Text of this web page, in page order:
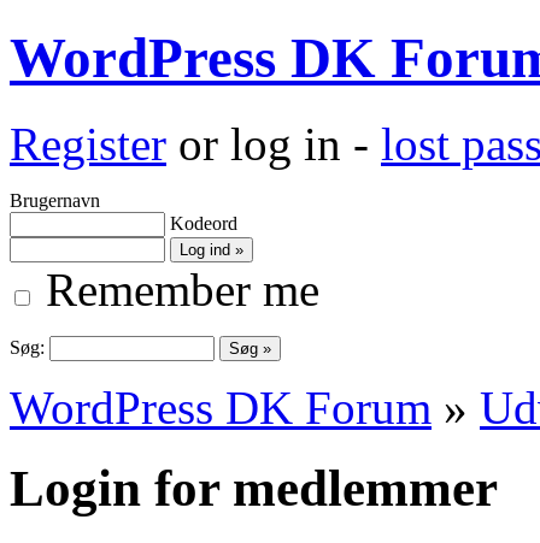
WordPress DK
Register or log in - lost
Brugernavn
Kodeord
Remember me
Søg:
WordPress DK Forum »
Login for medlemmer